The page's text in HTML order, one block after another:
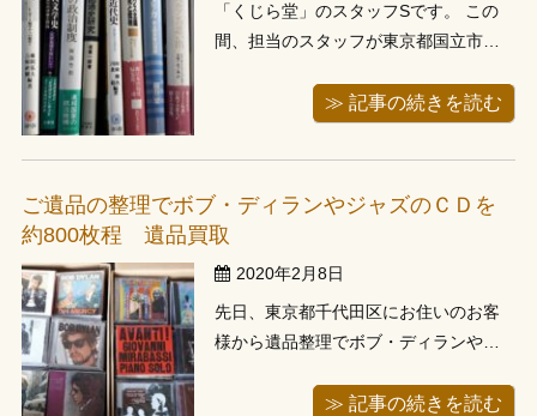
「くじら堂」のスタッフSです。 この
間、担当のスタッフが東京都国立市に
治経済の学術書や専門書を約500冊程を
ュースを見れば、日本のニュースに混
ざって海外のニュースが流れてくるの
で昔よりもずっと他の国の現状につい
...
≫ 記事の続きを読む
ご遺品の整理でボブ・ディランやジャズのＣＤを
約800枚程 遺品買取
2020年2月8日
先日、東京都千代田区にお住いのお客
様から遺品整理でボブ・ディランやジ
問い合わせがありましたので、スタッ
≫ 記事の続きを読む